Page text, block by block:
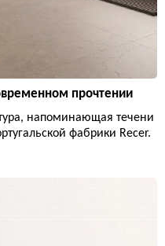
прочтении
напоминающая течени
фабрики Recer.